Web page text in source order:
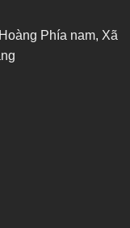
Phía nam, Xã